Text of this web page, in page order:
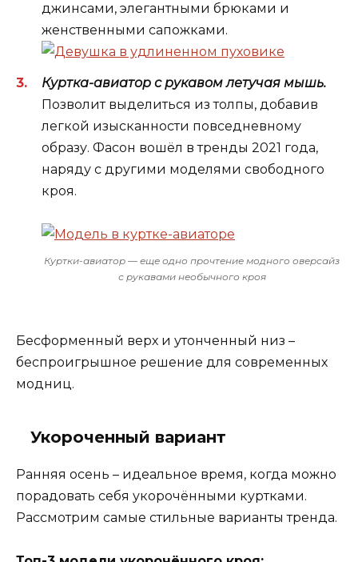
джинсами, элегантными брюками и
женственными сапожками.
Куртка-авиатор с рукавом летучая мышь.
Позволит выделиться из толпы, добавив
легкой изысканности повседневному
образу. Фасон вошёл в тренды 2021 года,
наряду с другими моделями свободного
кроя.
Куртки-авиатор — еще одно прочтение модного оверсайз
с рукавами необычного кроя
Бесформенный верх и утонченный низ –
беспроигрышное решение для современных
модниц.
Укороченный вариант
Ранняя осень – идеальное время, когда можно
порадовать себя укорочёнными куртками.
Рассмотрим самые стильные варианты тренда.